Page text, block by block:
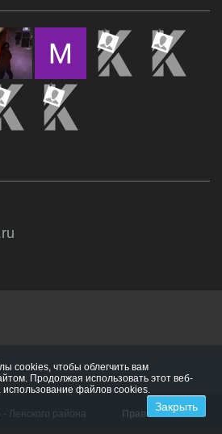
Ленского района Правила сайта
cookies, чтобы облегчить вам
Продолжая использовать этот веб-
использование файлов cookies.